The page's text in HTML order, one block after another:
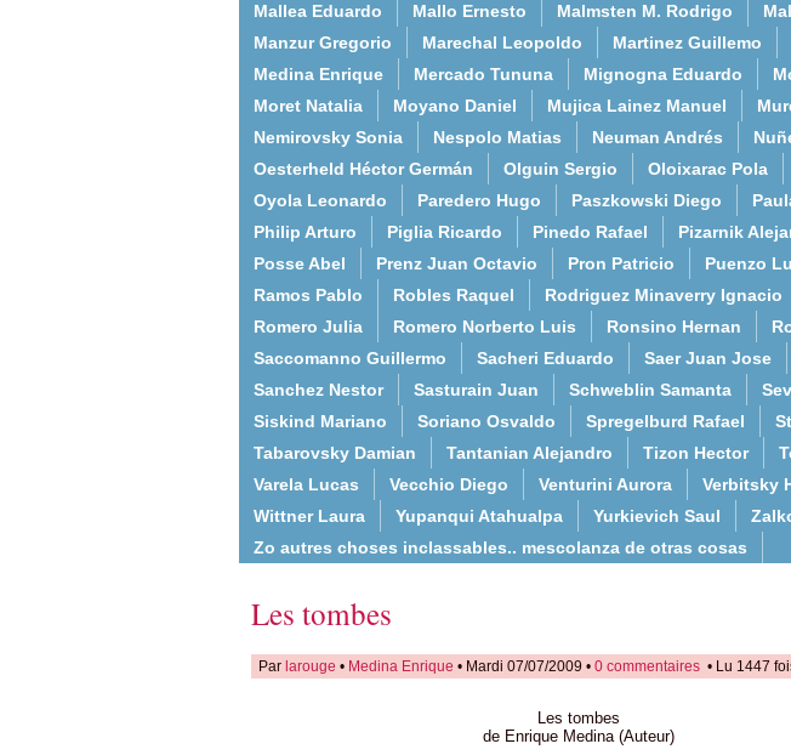
Mallea Eduardo
Mallo Ernesto Malmsten M. Rodrigo
Manzur Gregorio
Marechal Leopoldo Martinez Guillemo
Medina Enrique
Mercado Tununa Mignogna Eduardo
Moret Natalia
Moyano Daniel Mujica Lainez Manuel
Nemirovsky Sonia
Nespolo Matias Neuman Andrés
Oesterheld Héctor Germán
Olguin Sergio Oloixarac Pola
Oyola Leonardo
Paredero Hugo Paszkowski Diego
Philip Arturo
Piglia Ricardo Pinedo Rafael Pizarnik
Posse Abel
Prenz Juan Octavio Pron Patricio Puenzo
Ramos Pablo
Robles Raquel Rodriguez Minaverry Ignacio
Romero Julia
Romero Norberto Luis Ronsino Hernan
Saccomanno Guillermo
Sacheri Eduardo Saer Juan Jose
Sanchez Nestor
Sasturain Juan Schweblin Samanta
Siskind Mariano
Soriano Osvaldo Spregelburd Rafael
Tabarovsky Damian
Tantanian Alejandro Tizon Hector
Varela Lucas
Vecchio Diego Venturini Aurora Verbitsky
Wittner Laura
Yupanqui Atahualpa Yurkievich Saul
Zo autres choses inclassables.. mescolanza de otras cosas
Les tombes
Par larouge • Medina Enrique • Mardi 07/07/2009 • 0 commentaires • Lu 1447
Les tombes
de Enrique Medina (Auteur)